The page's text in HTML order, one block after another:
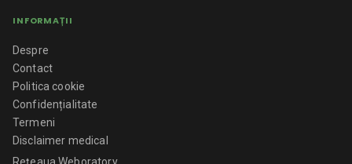
INFORMAȚII
Despre
Contact
Politica cookie
Confidențialitate
Termeni
Disclaimer medical